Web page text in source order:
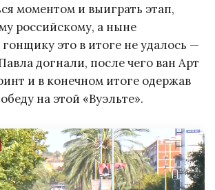
моментом и выиграть этап,
российскому, а ныне
это в итоге не удалось —
догнали, после чего ван Арт
и в конечном итоге одержав
на этой «Вуэльте».